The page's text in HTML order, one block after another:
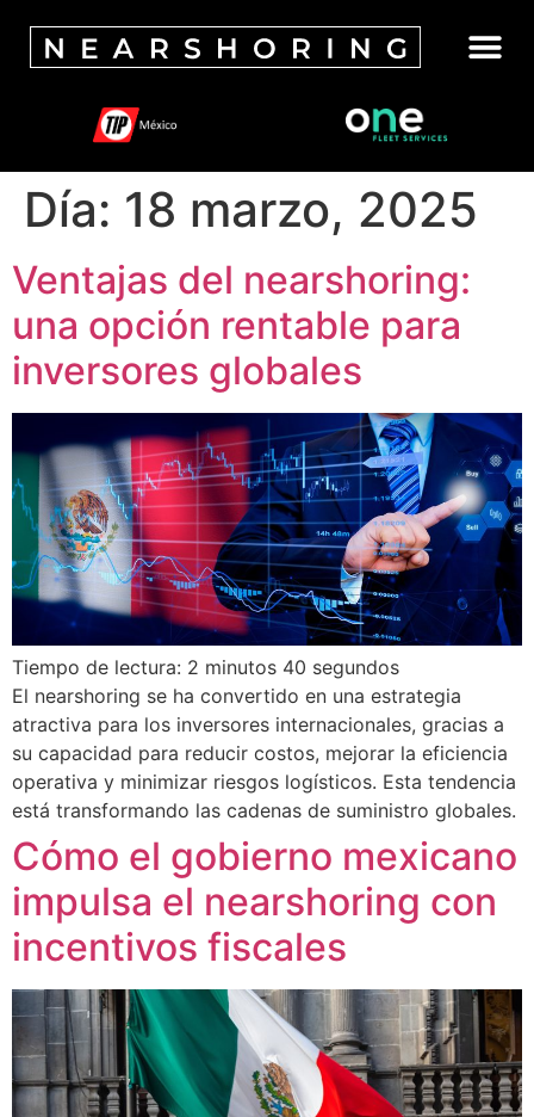
Día: 18 marzo, 2025
Ventajas del nearshoring:
una opción rentable para
inversores globales
Tiempo de lectura: 2 minutos 40 segundos
El nearshoring se ha convertido en una estrategia
atractiva para los inversores internacionales, gracias a
su capacidad para reducir costos, mejorar la eficiencia
operativa y minimizar riesgos logísticos. Esta tendencia
está transformando las cadenas de suministro globales.
Cómo el gobierno mexicano
impulsa el nearshoring con
incentivos fiscales